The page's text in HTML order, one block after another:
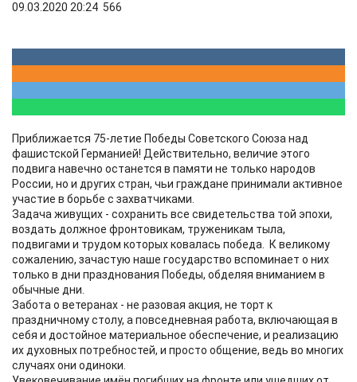
09.03.2020 20:24 566
Приближается 75-летие Победы Советского Союза над
фашистской Германией! Действительно, величие этого
подвига навечно останется в памяти не только народов
России, но и других стран, чьи граждане принимали активное
участие в борьбе с захватчиками.
Задача живущих - сохранить все свидетельства той эпохи,
воздать должное фронтовикам, труженикам тыла,
подвигами и трудом которых ковалась победа. К великому
сожалению, зачастую наше государство вспоминает о них
только в дни празднования Победы, обделяя вниманием в
обычные дни.
Забота о ветеранах - не разовая акция, не торт к
праздничному столу, а повседневная работа, включающая в
себя и достойное материальное обеспечение, и реализацию
их духовных потребностей, и просто общение, ведь во многих
случаях они одиноки.